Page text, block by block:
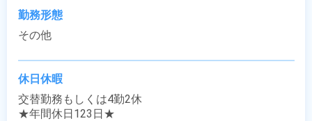
勤務形態
その他
休日休暇
交替勤務もしくは4勤2休
★年間休日123日★